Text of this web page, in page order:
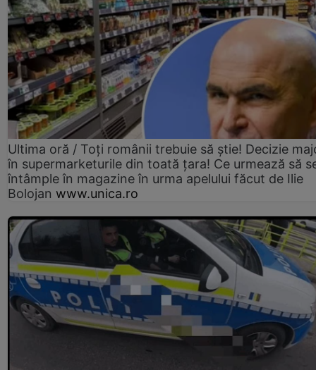
Ultima oră / Toți românii trebuie să știe! Decizie
în supermarketurile din toată țara! Ce urmează să
întâmple în magazine în urma apelului făcut de Ilie
Bolojan www.unica.ro